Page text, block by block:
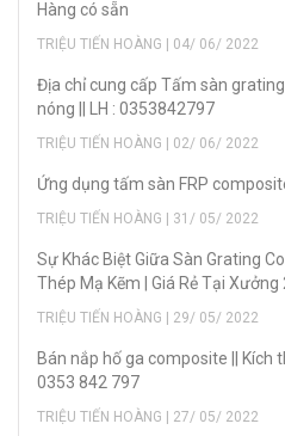
Hàng có sẵn
TRIỆU TIẾN HOÀNG | 04/ 06/ 2022
Địa chỉ cung cấp Tấm sàn
nóng || LH : 0353842797
TRIỆU TIẾN HOÀNG | 02/ 06/ 2022
Ứng dụng tấm sàn FRP
TRIỆU TIẾN HOÀNG | 31/ 05/ 2022
Sự Khác Biệt Giữa Sàn Grating
Thép Mạ Kẽm | Giá Rẻ Tại Xưởng
TRIỆU TIẾN HOÀNG | 29/ 05/ 2022
Bán nắp hố ga composite || Kích
0353 842 797
TRIỆU TIẾN HOÀNG | 27/ 05/ 2022